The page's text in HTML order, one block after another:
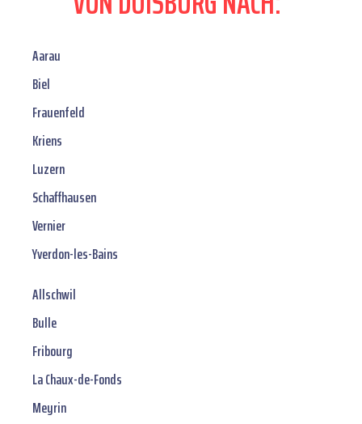
Aarau
Biel
Frauenfeld
Kriens
Luzern
Schaffhausen
Vernier
Yverdon-les-Bains
Allschwil
Bulle
Fribourg
La Chaux-de-Fonds
Meyrin